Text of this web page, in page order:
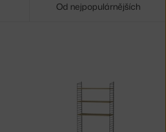
Od nejpopulárnějších